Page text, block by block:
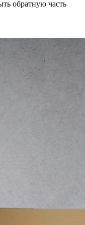
обратную часть